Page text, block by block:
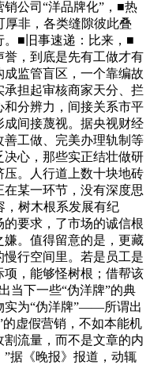
公司“洋品牌化”，■热
非，各类缝隙彼此叠
。■旧事速递：比来，■
誉，到底是先有工做才有
监管盲区，一个靠编故
担起审核商家天分、拦
分辨力，间接关系市平
间接蔑视。据央视财经
工做、完美办理轨制等
心，那些实正结壮做研
。人行道上数十块地砖
某一环节，没有深度思
，树木根系发展有纪
要求，了市场的诚信根
。值得留意的是，更藏
行空间里。若是员工是
，能够怪树根；借帮该
当下一些“伪洋牌”的典
实为“伪洋牌”——所谓出
虚假营销，不如本能机
流量，而不是文章的内
据《晚报》报道，动辄